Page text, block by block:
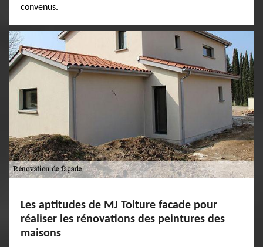
convenus.
Les aptitudes de MJ Toiture facade pour
réaliser les rénovations des peintures des
maisons